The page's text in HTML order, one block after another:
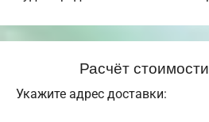
Расчёт
Укажите адрес доставки: